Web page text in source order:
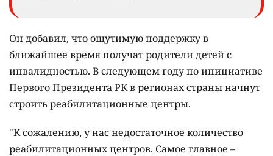
Он добавил, что ощутимую поддержку в
ближайшее время получат родители детей с
инвалидностью. В следующем году по инициативе
Первого Президента РК в регионах страны начнут
строить реабилитационные центры.
"К сожалению, у нас недостаточное количество
реабилитационных центров. Самое главное –